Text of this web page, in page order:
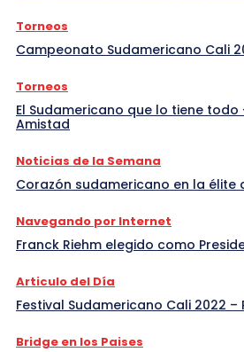
Torneos
Campeonato Sudamericano Cali
Torneos
El Sudamericano que lo tiene todo
Amistad
Noticias de la Semana
Corazón sudamericano en la élite
Navegando por Internet
Franck Riehm elegido como
Articulo del Día
Festival Sudamericano Cali 2022 –
Bridge en los Paises